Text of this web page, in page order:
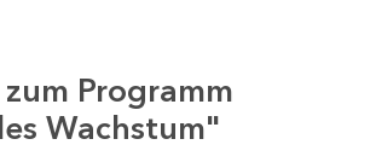
Programm
Wachstum"